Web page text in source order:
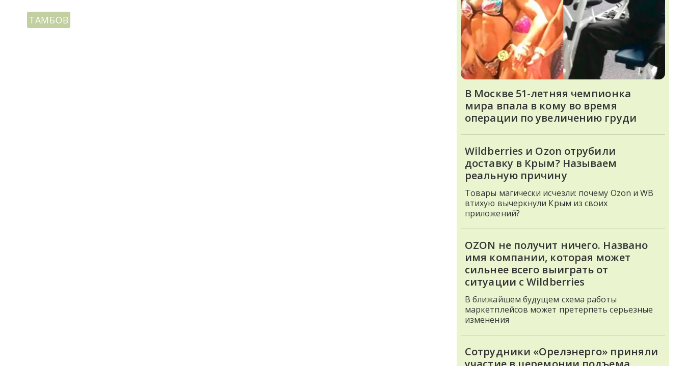
ТАМБОВ
В Москве 51-летняя чемпионка
мира впала в кому во время
операции по увеличению груди
Wildberries и Ozon отрубили
доставку в Крым? Называем
реальную причину
Товары магически исчезли: почему Ozon и WB
втихую вычеркнули Крым из своих
приложений?
OZON не получит ничего. Названо
имя компании, которая может
сильнее всего выиграть от
ситуации с Wildberries
В ближайшем будущем схема работы
маркетплейсов может претерпеть серьезные
изменения
Сотрудники «Орелэнерго» приняли